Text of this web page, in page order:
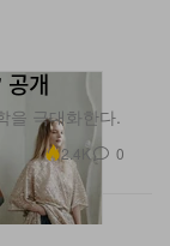
극대화한다.
2.4K